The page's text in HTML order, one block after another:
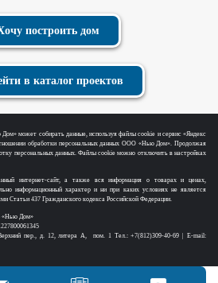
построить дом
в каталог проектов
может собирать данные, используя файлы cookie и сервис «Яндекс
обработки персональных данных ООО «Нью Дом». Продолжая
персональных данных. Файлы cookie можно отключить в настройках
интернет-сайт, а также вся информация о товарах и ценах,
информационный характер и ни при каких условиях не является
Статьи 437 Гражданского кодекса Российской Федерации.
«Нью Дом»
пер., д. 12, литера А, пом. 1 Тел.: +7(812)309-40-69 | E-mail: